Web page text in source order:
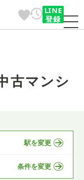
LINE
登録
古マンシ
駅を変更
条件を変更